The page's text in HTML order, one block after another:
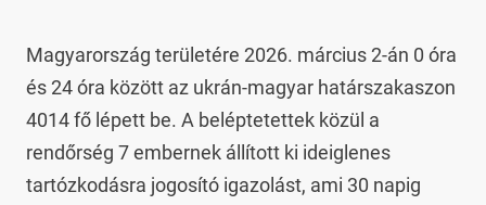
Magyarország területére 2026. március 2-án 0 óra
és 24 óra között az ukrán-magyar határszakaszon
4014 fő lépett be. A beléptetettek közül a
rendőrség 7 embernek állított ki ideiglenes
tartózkodásra jogosító igazolást, ami 30 napig